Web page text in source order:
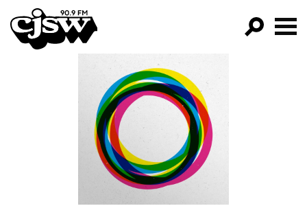
CJSW
FILTER BY:
PROGRAMS
EPISODES
NEWS